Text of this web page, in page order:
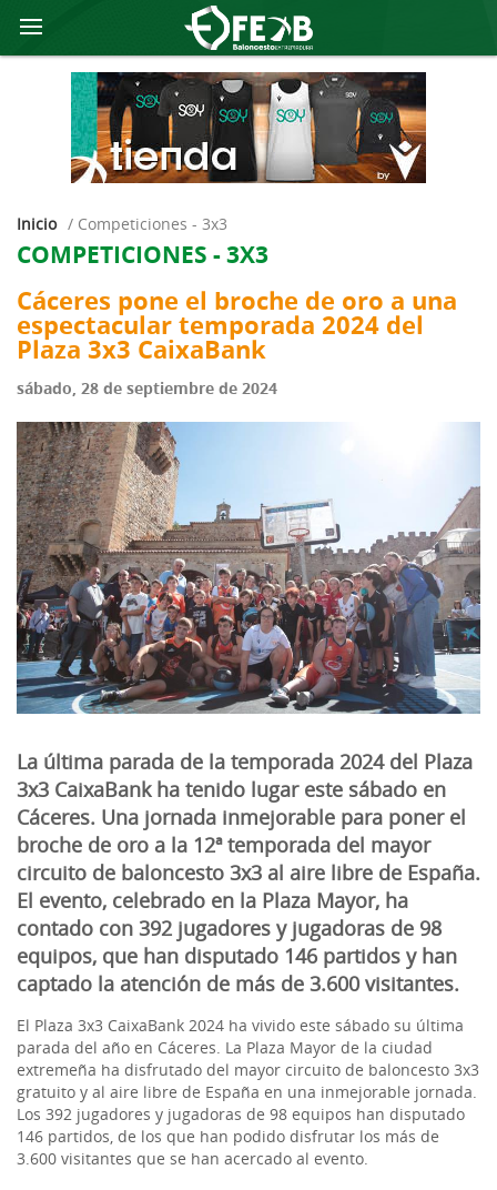
Inicio / competiciones - 3x3
COMPETICIONES - 3X3
Cáceres pone el broche de oro a una
espectacular temporada 2024 del
Plaza 3x3 CaixaBank
sábado, 28 de septiembre de 2024
La última parada de la temporada 2024 del Plaza
3x3 CaixaBank ha tenido lugar este sábado en
Cáceres. Una jornada inmejorable para poner el
broche de oro a la 12ª temporada del mayor
circuito de baloncesto 3x3 al aire libre de España.
El evento, celebrado en la Plaza Mayor, ha
contado con 392 jugadores y jugadoras de 98
equipos, que han disputado 146 partidos y han
captado la atención de más de 3.600 visitantes.
El Plaza 3x3 CaixaBank 2024 ha vivido este sábado su última
parada del año en Cáceres. La Plaza Mayor de la ciudad
extremeña ha disfrutado del mayor circuito de baloncesto 3x3
gratuito y al aire libre de España en una inmejorable jornada.
Los 392 jugadores y jugadoras de 98 equipos han disputado
146 partidos, de los que han podido disfrutar los más de
3.600 visitantes que se han acercado al evento.